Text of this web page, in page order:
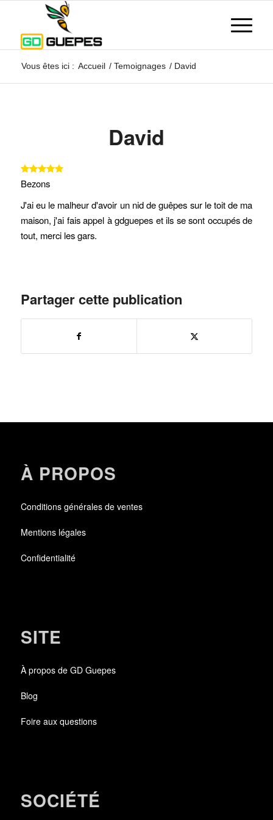
Vous êtes ici : Accueil / Temoignages / David
David
Bezons
J'ai eu le malheur d'avoir un nid de guêpes sur le toit de ma
maison, j'ai fais appel à gdguepes et ils se sont occupés de
tout, merci les gars.
Partager cette publication
À PROPOS
Conditions générales de ventes
Mentions légales
Confidentialité
SITE
À propos de GD Guepes
Blog
Foire aux questions
SOCIÉTÉ